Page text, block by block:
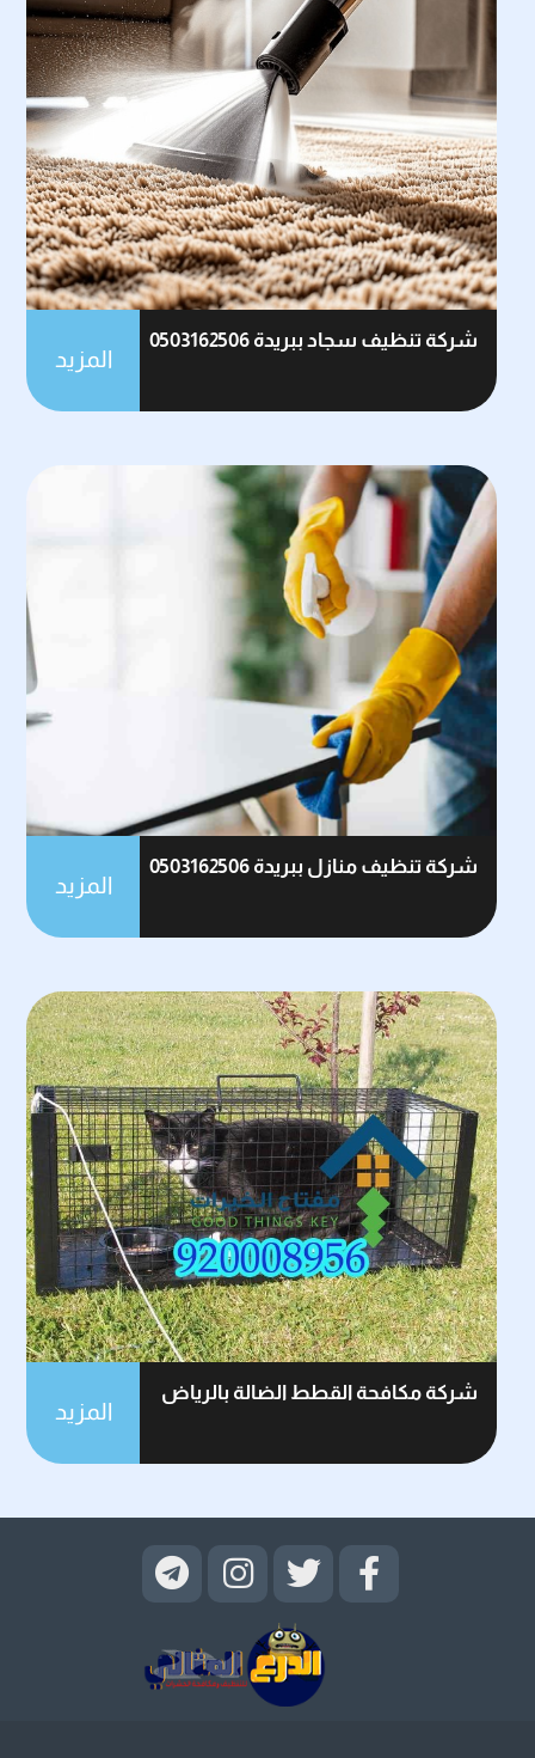
شركة تنظيف سجاد ببريدة 0503162506
المزيد
شركة تنظيف منازل ببريدة 0503162506
المزيد
شركة مكافحة القطط الضالة بالرياض
المزيد